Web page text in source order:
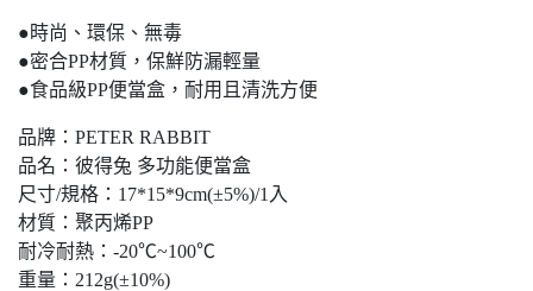
●時尚、環保、無毒
●密合PP材質，保鮮防漏輕量
●食品級PP便當盒，耐用且清洗方便
品牌：PETER RABBIT
品名：彼得兔 多功能便當盒
尺寸/規格：17*15*9cm(±5%)/1入
材質：聚丙烯PP
耐冷耐熱：-20℃~100℃
重量：212g(±10%)